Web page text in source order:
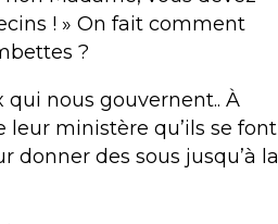
! » On fait comment
?
nous gouvernent.. À
ministère qu’ils se font
donner des sous jusqu’à la